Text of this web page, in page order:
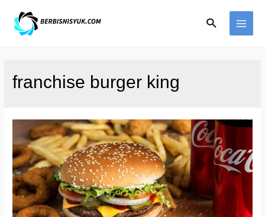
content
Search
franchise burger king